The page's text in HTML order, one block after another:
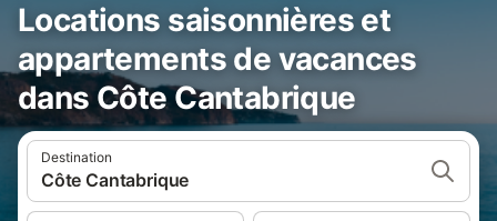
Locations saisonnières et
appartements de vacances
dans Côte Cantabrique
Destination
Côte Cantabrique